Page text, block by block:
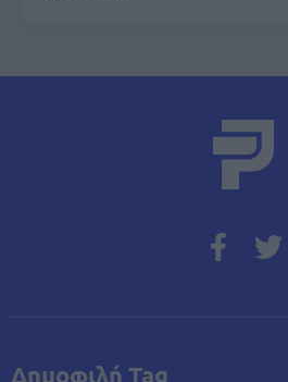
Δημοφιλή Tag